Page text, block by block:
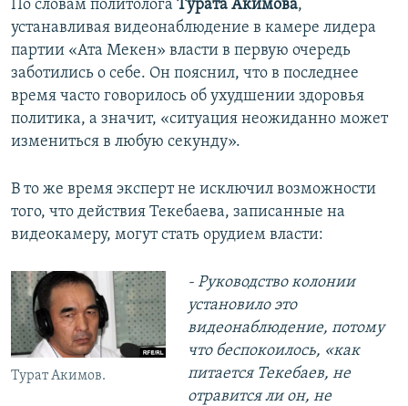
По словам политолога Турата Акимова,
устанавливая видеонаблюдение в камере лидера
партии «Ата Мекен» власти в первую очередь
заботились о себе. Он пояснил, что в последнее
время часто говорилось об ухудшении здоровья
политика, а значит, «ситуация неожиданно может
измениться в любую секунду».
В то же время эксперт не исключил возможности
того, что действия Текебаева, записанные на
видеокамеру, могут стать орудием власти:
Турат Акимов.
- Руководство колонии
установило это
видеонаблюдение, потому
что беспокоилось, «как
питается Текебаев, не
отравится ли он, не